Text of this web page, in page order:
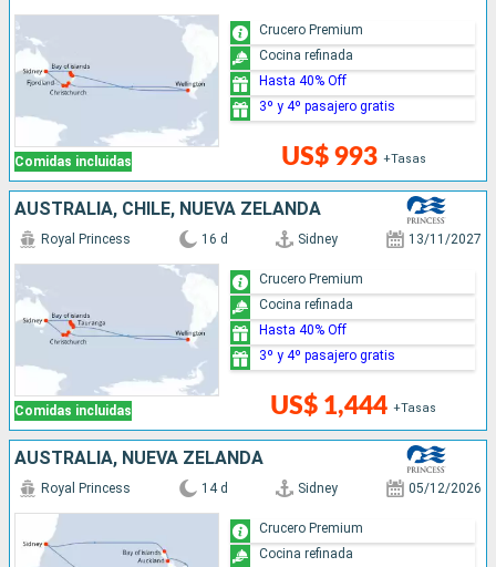
Comidas incluidas US$ 993 +Tasas
Crucero Premium
Cocina refinada
Hasta 40% Off
3º y 4º pasajero gratis
AUSTRALIA, CHILE, NUEVA ZELANDA
Comidas incluidas
Royal Princess 16 d Sidney 13/11/2027
US$ 1,444 +Tasas
Crucero Premium
Cocina refinada
Hasta 40% Off
3º y 4º pasajero gratis
AUSTRALIA, NUEVA ZELANDA
Royal Princess 14 d Sidney 05/12/2026
Crucero Premium
Cocina refinada